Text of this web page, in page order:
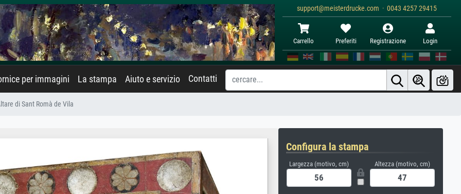
support@meisterdrucke.com · 0043 4257 29415
Carrello Preferiti Registrazione Login
per immagini La stampa Aiuto e servizio Contatti
di Sant Romà de Vila
Configura la stampa
Largezza (motivo, cm) Altezza (motivo, cm)